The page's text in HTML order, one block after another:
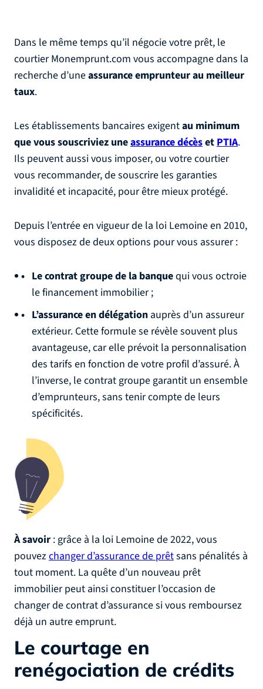
Dans le même temps qu’il négocie votre prêt, le
courtier Monemprunt.com vous accompagne dans la
recherche d’uneassurance emprunteur au meilleur
taux.
Les établissements bancaires exigentau minimum
que vous souscriviez uneassurance décèsetPTIA.
Ils peuvent aussi vous imposer, ou votre courtier
vous recommander, de souscrire les garanties
invalidité et incapacité, pour être mieux protégé.
Depuis l’entrée en vigueur de la loi Lemoine en 2010,
vous disposez de deux options pour vous assurer :
Le contrat groupe de la banquequi vous octroie
le financement immobilier ;
L’assurance en délégation auprès d’un assureur
extérieur. Cette formule se révèle souvent plus
avantageuse, car elle prévoit la personnalisation
des tarifs en fonction de votre profil d’assuré. À
l’inverse, le contrat groupe garantit un ensemble
d’emprunteurs, sans tenir compte de leurs
spécificités.
À savoir : grâce à la loi Lemoine de 2022, vous
pouvezchanger d’assurance de prêtsans pénalités à
tout moment. La quête d’un nouveau prêt
immobilier peut ainsi constituer l’occasion de
changer de contrat d’assurance si vous remboursez
déjà un autre emprunt.
Le courtage en
renégociation de crédits